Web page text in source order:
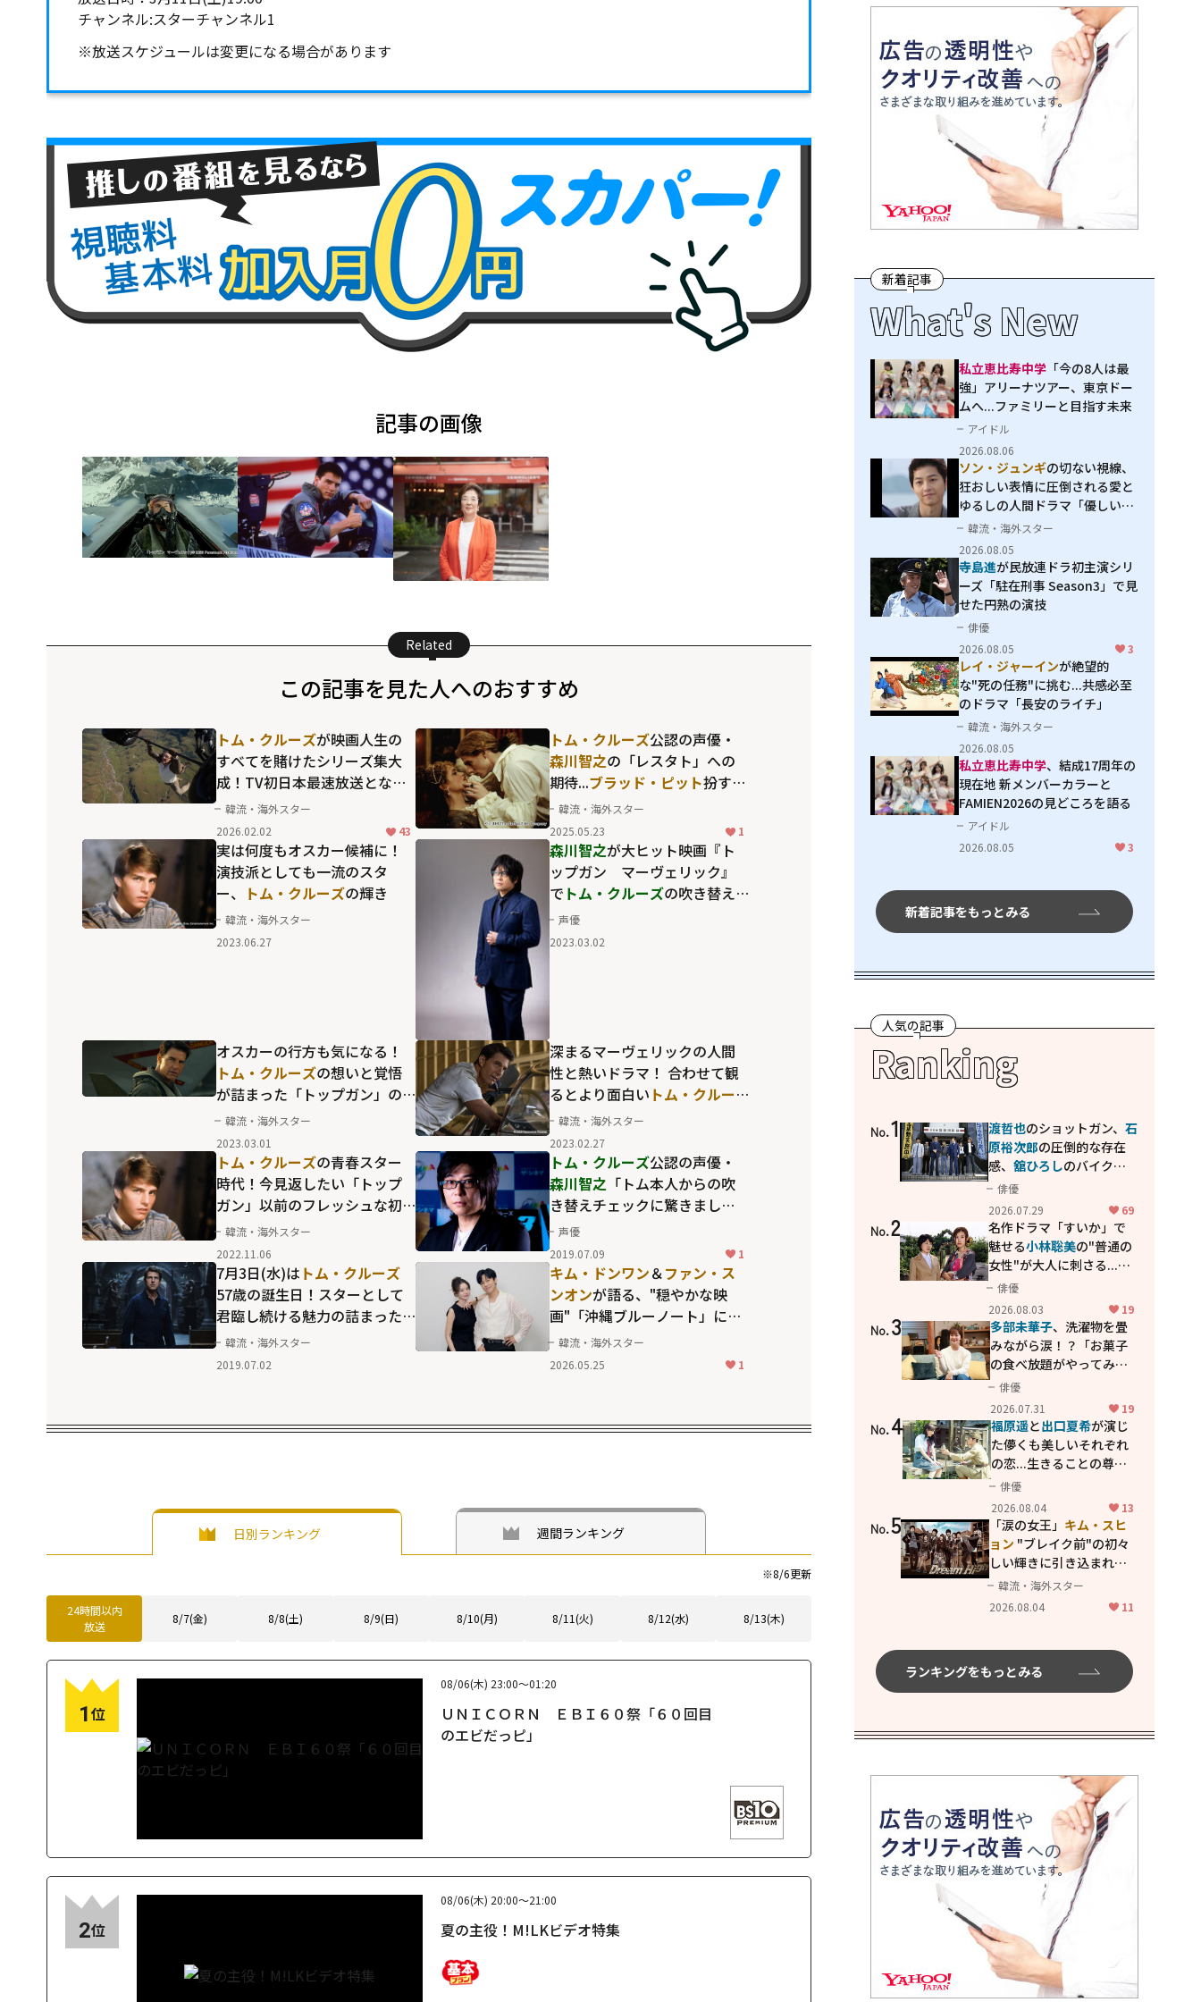
チャンネル:スターチャンネル1
※放送スケジュールは変更になる場合があります
記事の画像
Related
この記事を見た人へのおすすめ
トム・クルーズが映画人生の
すべてを賭けたシリーズ集大
成！TV初日本最速放送となる
「ミッション：インポッシブ
ル／ファイナル・レコニン
グ」
韓流・海外スター
2026.02.02
43
トム・クルーズ公認の声優・
森川智之の「レスタト」への
期待...ブラッド・ピット扮する
美青年との同性愛的ムードに
も魅了される「インタビュ
ー・ウィズ・ヴァンパイア」
新録吹替版
韓流・海外スター
2025.05.23
1
実は何度もオスカー候補に！
演技派としても一流のスタ
ー、 トム・クルーズの輝き
韓流・海外スター
2023.06.27
森川智之が大ヒット映画『ト
ップガン マーヴェリック』
で トム・クルーズの吹き替え
を担当。トム、そして作品へ
の思い入れを語る「『声が良
声優
2023.03.02
オスカーの行方も気になる！
トム・クルーズの想いと覚悟
が詰まった「トップガン」の
その後を紡ぎ出す「熱い」物
語
韓流・海外スター
2023.03.01
深まるマーヴェリックの人間
性と熱いドラマ！ 合わせて観
るとより面白い トム・クルー
ズ主演「トップガン」の魅力
韓流・海外スター
2023.02.27
トム・クルーズの青春スター
時代！今見返したい「トップ
ガン」以前のフレッシュな初
主演作
韓流・海外スター
2022.11.06
トム・クルーズ公認の声優・
森川智之 「トム本人からの吹
き替えチェックに驚きまし
た！」
声優
2019.07.09
1
7月3日(水)は トム・クルーズ
57歳の誕生日！スターとして
君臨し続ける魅力の詰まった
10本
韓流・海外スター
2019.07.02
キム・ドンワン＆ファン・ス
ンオンが語る、"穏やかな映
画"「沖縄ブルーノート」に込
めた想い
韓流・海外スター
2026.05.25
1
日別ランキング 週間ランキング
※8/6更新
24時間以内
放送
8/7(金) 8/8(土) 8/9(日) 8/10(月) 8/11(火) 8/12(水) 8/13(木)
1位
08/06(木) 23:00～01:20
ＵＮＩＣＯＲＮ ＥＢＩ６０祭「６０回目
のエビだっピ」
2位
08/06(木) 20:00～21:00
夏の主役！M!LKビデオ特集
新着記事
What's New
私立恵比寿中学 「今の8人は最
強」アリーナツアー、東京ドー
ムへ...ファミリーと目指す未来
アイドル
2026.08.06
ソン・ジュンギの切ない視線、
狂おしい表情に圧倒される――愛と
ゆるしの人間ドラマ「優しい
男」
韓流・海外スター
2026.08.05
寺島進が民放連ドラ初主演シリ
ーズ「駐在刑事 Season3」で見
せた円熟の演技
俳優
2026.08.05
3
レイ・ジャーインが絶望的
な"死の任務"に挑む...共感必至
のドラマ「長安のライチ」
韓流・海外スター
2026.08.05
私立恵比寿中学、結成17周年の
現在地 新メンバーカラーと
FAMIEN2026の見どころを語る
アイドル
2026.08.05
3
新着記事をもっとみる
人気の記事
Ranking
No.1 渡哲也のショットガン、石
原裕次郎の圧倒的な存在
感、舘ひろしのバイクア
クション！"大門軍団"の
カッコよさが詰まった
「西部警察 PART-II」
俳優
2026.07.29
69
No.2
名作ドラマ「すいか」で
魅せる小林聡美の"普通の
女性"が大人に刺さる...映
画「かもめ食堂」にも通
じる静かな芝居
俳優
2026.08.03
19
No.3 多部未華子、洗濯物を畳
みながら涙！？「お菓子
の食べ放題がやってみた
い」ハンディファン4台の
暑さ対策も明かす
俳優
2026.07.31
19
No.4 福原遥と出口夏希が演じ
た儚くも美しいそれぞれ
の恋...生きることの尊さ
を教えてくれた映画「あ
の花が咲く丘で、君とま
た出会えたら。」
俳優
2026.08.04
13
No.5 「涙の女王」 キム・スヒ
ョン "ブレイク前"の初々
しい輝きに引き込まれ
る...2PM テギョン
共演の青春名作「ドリー
韓流・海外スター
2026.08.04
11
ランキングをもっとみる